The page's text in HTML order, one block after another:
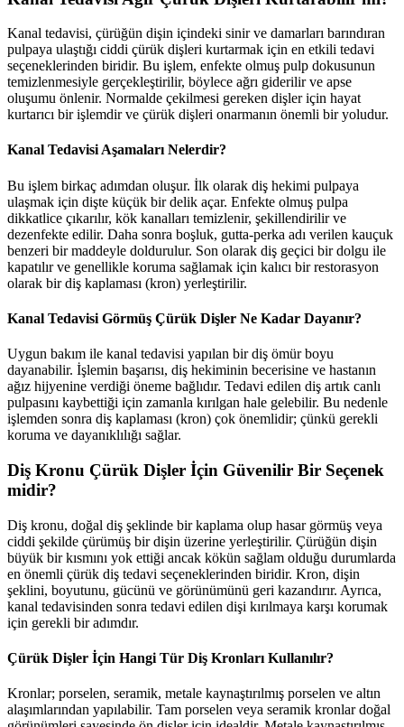
Kanal tedavisi, çürüğün dişin içindeki sinir ve damarları barındıran
pulpaya ulaştığı ciddi çürük dişleri kurtarmak için en etkili tedavi
seçeneklerinden biridir. Bu işlem, enfekte olmuş pulp dokusunun
temizlenmesiyle gerçekleştirilir, böylece ağrı giderilir ve apse
oluşumu önlenir. Normalde çekilmesi gereken dişler için hayat
kurtarıcı bir işlemdir ve çürük dişleri onarmanın önemli bir yoludur.
Kanal Tedavisi Aşamaları Nelerdir?
Bu işlem birkaç adımdan oluşur. İlk olarak diş hekimi pulpaya
ulaşmak için dişte küçük bir delik açar. Enfekte olmuş pulpa
dikkatlice çıkarılır, kök kanalları temizlenir, şekillendirilir ve
dezenfekte edilir. Daha sonra boşluk, gutta-perka adı verilen kauçuk
benzeri bir maddeyle doldurulur. Son olarak diş geçici bir dolgu ile
kapatılır ve genellikle koruma sağlamak için kalıcı bir restorasyon
olarak bir diş kaplaması (kron) yerleştirilir.
Kanal Tedavisi Görmüş Çürük Dişler Ne Kadar Dayanır?
Uygun bakım ile kanal tedavisi yapılan bir diş ömür boyu
dayanabilir. İşlemin başarısı, diş hekiminin becerisine ve hastanın
ağız hijyenine verdiği öneme bağlıdır. Tedavi edilen diş artık canlı
pulpasını kaybettiği için zamanla kırılgan hale gelebilir. Bu nedenle
işlemden sonra diş kaplaması (kron) çok önemlidir; çünkü gerekli
koruma ve dayanıklılığı sağlar.
Diş Kronu Çürük Dişler İçin Güvenilir Bir Seçenek
midir?
Diş kronu, doğal diş şeklinde bir kaplama olup hasar görmüş veya
ciddi şekilde çürümüş bir dişin üzerine yerleştirilir. Çürüğün dişin
büyük bir kısmını yok ettiği ancak kökün sağlam olduğu durumlarda
en önemli çürük diş tedavi seçeneklerinden biridir. Kron, dişin
şeklini, boyutunu, gücünü ve görünümünü geri kazandırır. Ayrıca,
kanal tedavisinden sonra tedavi edilen dişi kırılmaya karşı korumak
için gerekli bir adımdır.
Çürük Dişler İçin Hangi Tür Diş Kronları Kullanılır?
Kronlar; porselen, seramik, metale kaynaştırılmış porselen ve altın
alaşımlarından yapılabilir. Tam porselen veya seramik kronlar doğal